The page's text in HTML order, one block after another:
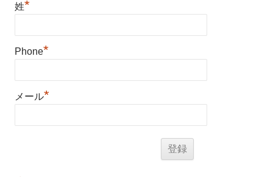
姓*
Phone*
メール*